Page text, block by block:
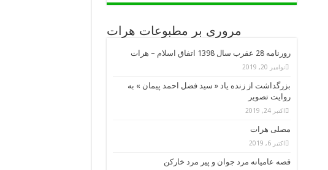
مروری بر مطبوعات هرات
رورنامه 28 عقرب سال 1398 اتفاق اسلام – هرات
نوامبر 20, 2019
بزرگداشت از زنده یاد « سید فضل احمد پیمان » به
روایت تصویر
اکتبر 24, 2019
مصلی هرات
اکتبر 6, 2019
قصه عامیانه مرد جوان و پیر مرد خارکن